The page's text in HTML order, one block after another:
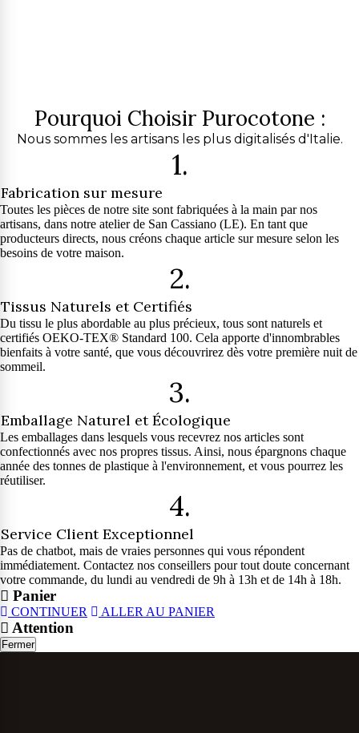
Pourquoi Choisir Purocotone :
Nous sommes les artisans les plus digitalisés d'Italie.
1.
Fabrication sur mesure
Toutes les pièces de notre site sont fabriquées à la main par nos
artisans, dans notre atelier de San Cassiano (LE). En tant que
producteurs directs, nous créons chaque article sur mesure selon les
besoins de votre maison.
2.
Tissus Naturels et Certifiés
Du tissu le plus abordable au plus précieux, tous sont naturels et
certifiés OEKO-TEX® Standard 100. Cela apporte d'innombrables
bienfaits à votre santé, que vous découvrirez dès votre première nuit de
sommeil.
3.
Emballage Naturel et Écologique
Les emballages dans lesquels vous recevrez nos articles sont
confectionnés avec nos propres tissus. Ainsi, nous épargnons chaque
année des tonnes de plastique à l'environnement, et vous pourrez les
réutiliser.
4.
Service Client Exceptionnel
Pas de chatbot, mais de vraies personnes qui vous répondent
immédiatement. Contactez nos conseillers pour tout doute concernant
votre commande, du lundi au vendredi de 9h à 13h et de 14h à 18h.
Panier
CONTINUER ALLER AU PANIER
Attention
Fermer